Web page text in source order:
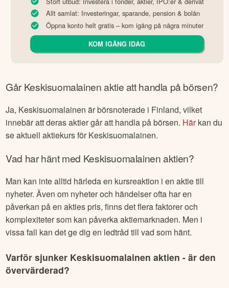
Allt samlat: Investeringar, sparande, pension & bolån
Öppna konto helt gratis – kom igång på några minuter
KOM IGÅNG IDAG
GårKeskisuomalainenaktie att handla på börsen?
Ja, Keskisuomalainen är börsnoterade i Finland, vilket
innebär att deras aktier går att handla på börsen. Härkan du
se aktuell aktiekurs för Keskisuomalainen.
Vad har hänt med Keskisuomalainenaktien?
Man kan inte alltid härleda en kursreaktion i en aktie till
nyheter. Även om nyheter och händelser ofta har en
påverkan på en akties pris, finns det flera faktorer och
komplexiteter som kan påverka aktiemarknaden. Men i
vissa fall kan det ge dig en ledtråd till vad som hänt.
Varför sjunker Keskisuomalainen aktien - är den
övervärderad?